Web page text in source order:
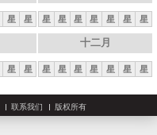
星 星 星 星 星 星 星 星 星
星 星
十二月
星 星 星 星 星 星 星
联系我们 版权所有